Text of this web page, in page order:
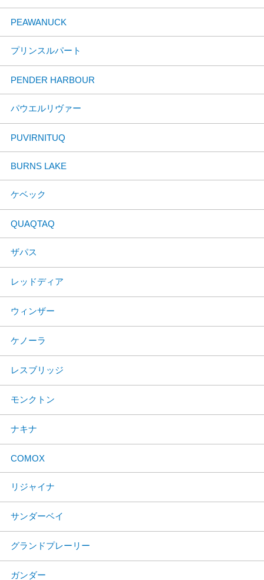
PEAWANUCK
プリンスルパート
PENDER HARBOUR
パウエルリヴァー
PUVIRNITUQ
BURNS LAKE
ケベック
QUAQTAQ
ザパス
レッドディア
ウィンザー
ケノーラ
レスブリッジ
モンクトン
ナキナ
COMOX
リジャイナ
サンダーベイ
グランドプレーリー
ガンダー